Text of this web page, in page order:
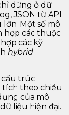
dừng ở dữ
JSON từ API
lớn. Một số mô
hợp các thuộc
các kỹ
hybrid
cấu trúc
tích theo chiều
của mô
liệu hiện đại.